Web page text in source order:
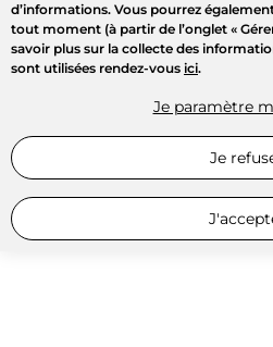
d’informations. Vous pourrez
tout moment (à partir de l’onglet «
savoir plus sur la collecte des
sont utilisées rendez-vous ici.
Je paramètre
Je